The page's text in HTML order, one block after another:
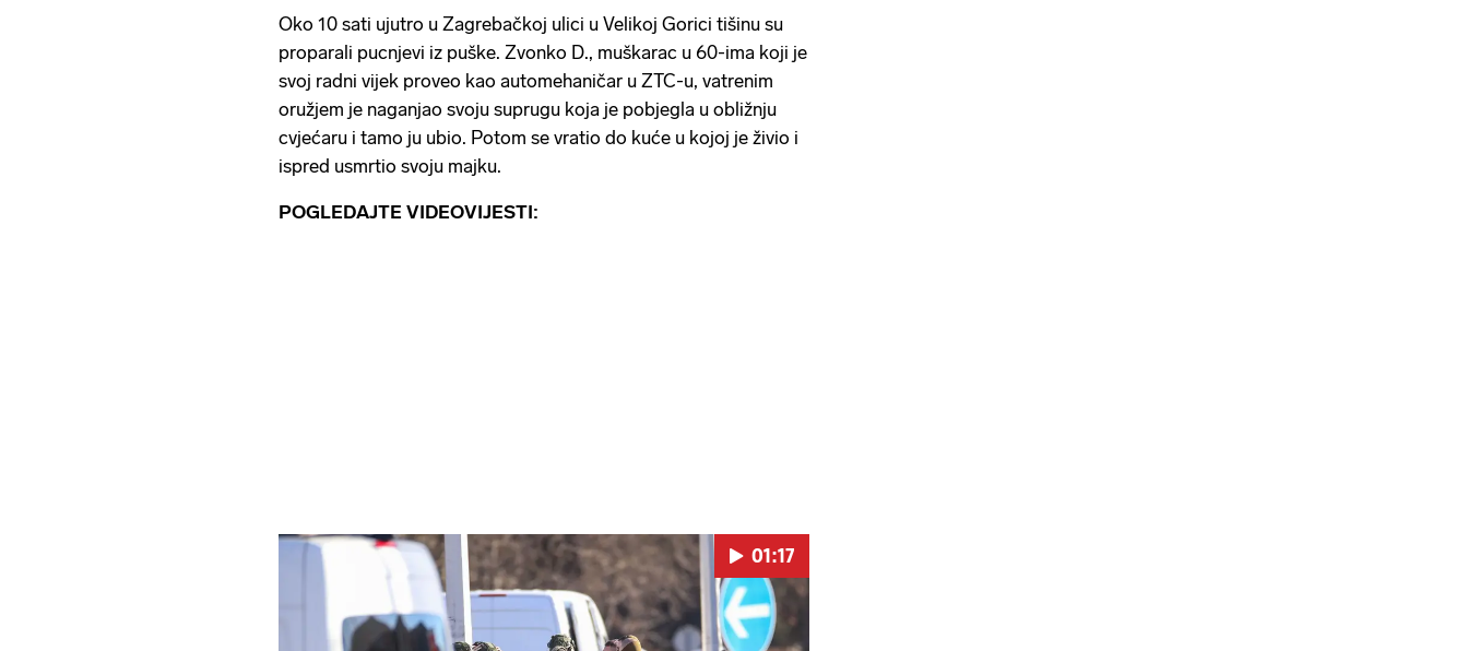
Oko 10 sati ujutro u Zagrebačkoj ulici u Velikoj Gorici tišinu su
proparali pucnjevi iz puške. Zvonko D., muškarac u 60-ima koji je
svoj radni vijek proveo kao automehaničar u ZTC-u, vatrenim
oružjem je naganjao svoju suprugu koja je pobjegla u obližnju
cvjećaru i tamo ju ubio. Potom se vratio do kuće u kojoj je živio i
ispred usmrtio svoju majku.
POGLEDAJTE VIDEOVIJESTI:
01:17